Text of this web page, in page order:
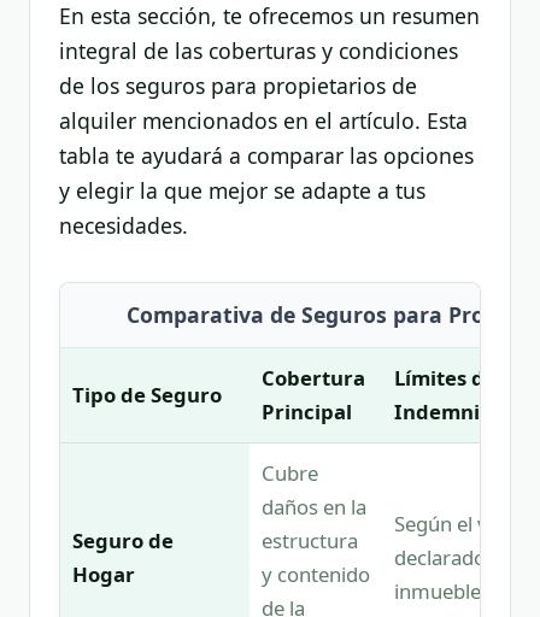
En esta sección, te ofrecemos un resumen
integral de las coberturas y condiciones
de los seguros para propietarios de
alquiler mencionados en el artículo. Esta
tabla te ayudará a comparar las opciones
y elegir la que mejor se adapte a tus
necesidades.
Comparativa de Seguros para
Tipo de Seguro
Cobertura
Principal
Límites de
Seguro de
Hogar
Cubre
daños en la
estructura
y contenido
de la
Según el valor
declarado del
inmueble.